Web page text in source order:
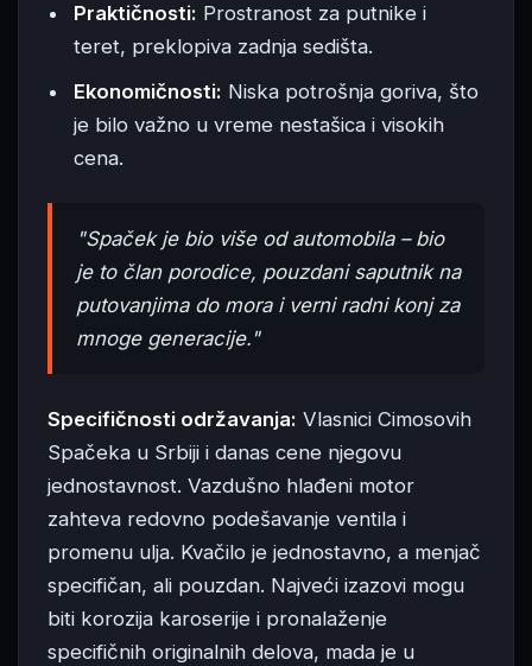
Praktičnosti: Prostranost za putnike i
teret, preklopiva zadnja sedišta.
Ekonomičnosti: Niska potrošnja goriva, što
je bilo važno u vreme nestašica i visokih
cena.
"Spaček je bio više od automobila – bio
je to član porodice, pouzdani saputnik na
putovanjima do mora i verni radni konj za
mnoge generacije."
Specifičnosti održavanja: Vlasnici Cimosovih
Spačeka u Srbiji i danas cene njegovu
jednostavnost. Vazdušno hlađeni motor
zahteva redovno podešavanje ventila i
promenu ulja. Kvačilo je jednostavno, a menjač
specifičan, ali pouzdan. Najveći izazovi mogu
biti korozija karoserije i pronalaženje
specifičnih originalnih delova, mada je u